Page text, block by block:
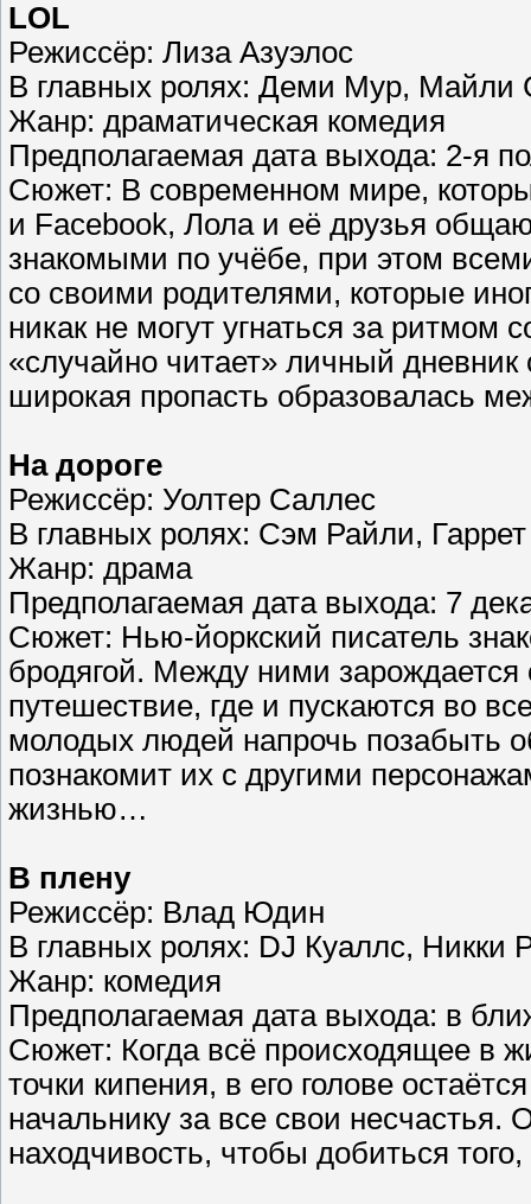
LOL
Режиссёр: Лиза Азуэлос
В главных ролях: Деми Мур, Майли
Жанр: драматическая комедия
Предполагаемая дата выхода: 2-я
Сюжет: В современном мире,
и Facebook, Лола и её друзья
знакомыми по учёбе, при этом
со своими родителями, которые
никак не могут угнаться за
«случайно читает» личный дневник
широкая пропасть образовалась
На дороге
Режиссёр: Уолтер Саллес
В главных ролях: Сэм Райли,
Жанр: драма
Предполагаемая дата выхода: 7
Сюжет: Нью-йоркский писатель
бродягой. Между ними
путешествие, где и пускаются во
молодых людей напрочь позабыть
познакомит их с другими
жизнью…
В плену
Режиссёр: Влад Юдин
В главных ролях: DJ Куаллс,
Жанр: комедия
Предполагаемая дата выхода: в
Сюжет: Когда всё происходящее в
точки кипения, в его голове
начальнику за все свои несчастья.
находчивость, чтобы добиться